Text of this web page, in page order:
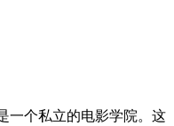
一个私立的电影学院。这